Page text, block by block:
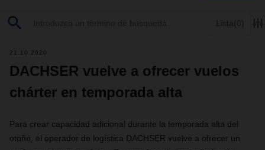
Lista (0)
21.10.2020
DACHSER vuelve a ofrecer vuelos
chárter en temporada alta
Para crear capacidad adicional durante la temporada alta del
otoño, el operador de logística DACHSER vuelve a ofrecer un